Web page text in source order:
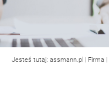
Jesteś tutaj: assmann.pl | Firma |